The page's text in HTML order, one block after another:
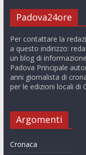
Padova24ore
Per contattare la
a questo indirizzo:
un blog di
Padova Principale
anni giornalista di
per le edizioni locali di
Argomenti
Cronaca